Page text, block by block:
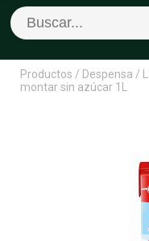
Productos / Despensa /
montar sin azúcar 1L